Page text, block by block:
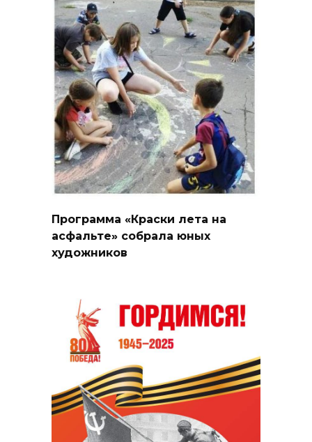
Программа «Краски лета на
асфальте» собрала юных
художников